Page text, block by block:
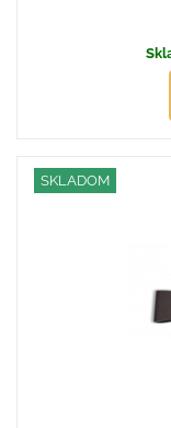
SKLADOM